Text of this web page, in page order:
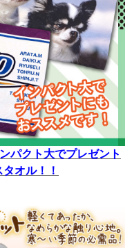
パクト大でプレゼント
オル！！